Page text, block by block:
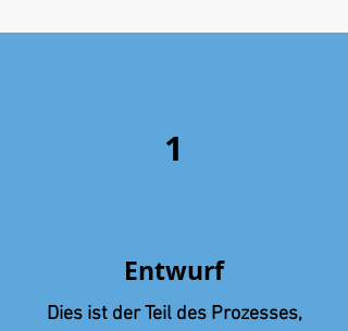
1
Entwurf
Dies ist der Teil des Prozesses,